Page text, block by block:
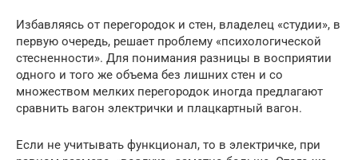
Избавляясь от перегородок и стен, владелец «студии», в
первую очередь, решает проблему «психологической
стесненности». Для понимания разницы в восприятии
одного и того же объема без лишних стен и со
множеством мелких перегородок иногда предлагают
сравнить вагон электрички и плацкартный вагон.
Если не учитывать функционал, то в электричке, при